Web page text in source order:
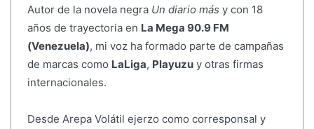
Autor de la novela negra Un diario más y con 18
años de trayectoria en La Mega 90.9 FM
(Venezuela), mi voz ha formado parte de campañas
de marcas como LaLiga, Playuzuy otras firmas
internacionales.
Desde Arepa Volátil ejerzo como corresponsal y